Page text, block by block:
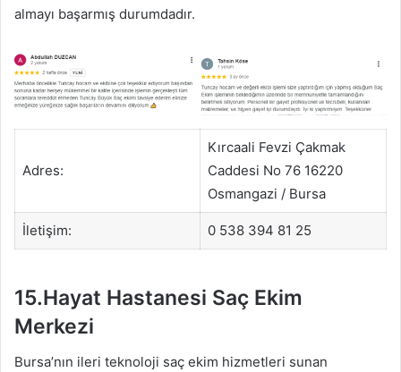
almayı başarmış durumdadır.
Adres:
Kırcaali Fevzi Çakmak
Caddesi No 76 16220
Osmangazi / Bursa
İletişim: 0 538 394 81 25
15.Hayat Hastanesi Saç Ekim
Merkezi
Bursa’nın ileri teknoloji saç ekim hizmetleri sunan